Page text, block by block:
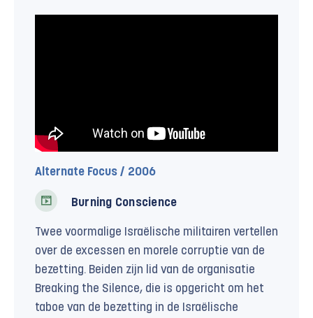
Alternate Focus / 2006
Burning Conscience
Twee voormalige Israëlische militairen vertellen
over de excessen en morele corruptie van de
bezetting. Beiden zijn lid van de organisatie
Breaking the Silence, die is opgericht om het
taboe van de bezetting in de Israëlische